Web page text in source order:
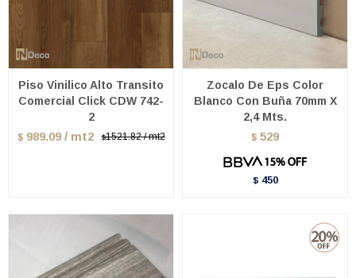
Piso Vinilico Alto Transito
Comercial Click CDW 742-
2
$ 989.09 / mt2 $1521.82 / mt2
Zocalo De Eps Color
Blanco Con Buña 70mm X
2,4 Mts.
$ 529
$ 450